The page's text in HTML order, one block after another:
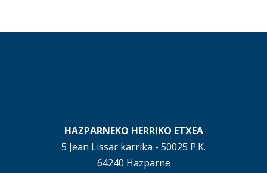
HAZPARNEKO HERRIKO ETXEA
5 Jean Lissar karrika - 50025 P.K.
64240 Hazparne